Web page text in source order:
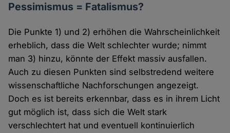
Pessimismus = Fatalismus?
Die Punkte 1) und 2) erhöhen die Wahrscheinlichkeit
erheblich, dass die Welt schlechter wurde; nimmt
man 3) hinzu, könnte der Effekt massiv ausfallen.
Auch zu diesen Punkten sind selbstredend weitere
wissenschaftliche Nachforschungen angezeigt.
Doch es ist bereits erkennbar, dass es in ihrem Licht
gut möglich ist, dass sich die Welt stark
verschlechtert hat und eventuell kontinuierlich